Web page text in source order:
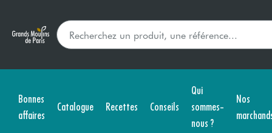
Bonnes
affaires
Catalogue Recettes Conseils
Qui
sommes-
nous ?
Nos